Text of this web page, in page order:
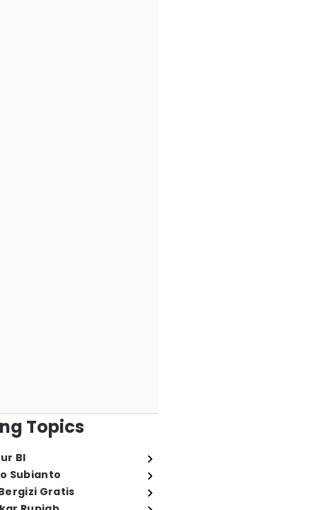
Topics
BI
Subianto
Gratis